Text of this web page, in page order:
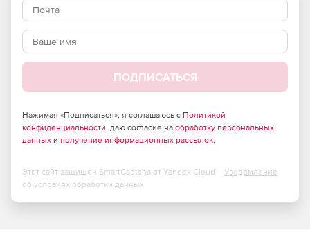
Миграция доменов Windows Small Business Server
(SBS).
Миграция может выполняться с доверенными
отношениями, так и без них.
Миграция паролей пользователей с доверенными
отношениями или без них.
Миграция может выполнять при отсутствии сетевого
ПОДПИСАТЬСЯ
Нажимая «Подписаться», я соглашаюсь с Политикой
конфиденциальности, даю согласие на обработку персональных
данных и получение информационных рассылок.
Этот сайт защищен SmartCaptcha от Yandex Cloud - Уведомление
об условиях обработки данных